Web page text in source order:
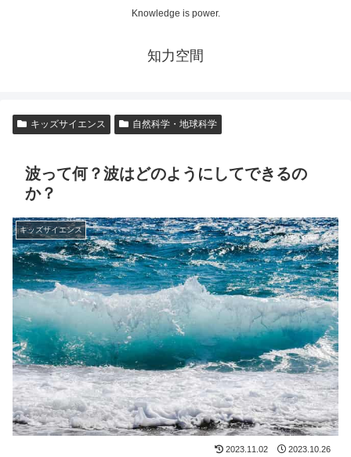
Knowledge is power.
知力空間
キッズサイエンス 自然科学・地球科学
波って何？波はどのようにしてできるの
か？
キッズサイエンス
2023.11.02 2023.10.26